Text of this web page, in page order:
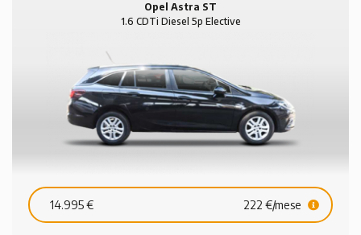
Opel Astra ST
1.6 CDTi Diesel 5p Elective
14.995 € 222 €/mese